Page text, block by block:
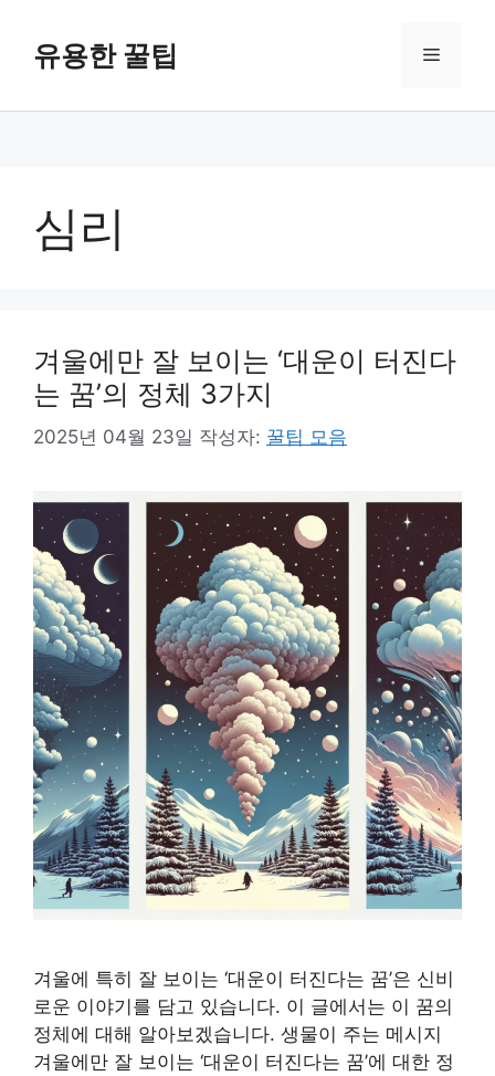
유용한 꿀팁 메
심리
겨울에만 잘 보이는 ‘대운이 터진다
는 꿈’의 정체 3가지
2025년 04월 23일 작성자: 꿀팁 모음
겨울에 특히 잘 보이는 ‘대운이 터진다는 꿈’은 신비
로운 이야기를 담고 있습니다. 이 글에서는 이 꿈의
정체에 대해 알아보겠습니다. 생물이 주는 메시지
겨울에만 잘 보이는 ‘대운이 터진다는 꿈’에 대한 정